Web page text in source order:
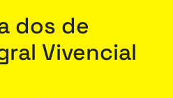
dos de
Vivencial